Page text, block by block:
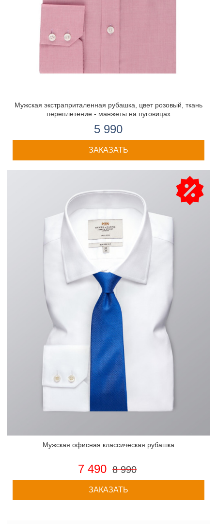
Мужская экстраприталенная рубашка, цвет розовый, ткань
переплетение - манжеты на пуговицах
5 990
ЗАКАЗАТЬ
Мужская офисная классическая рубашка
7 490 8 990
ЗАКАЗАТЬ